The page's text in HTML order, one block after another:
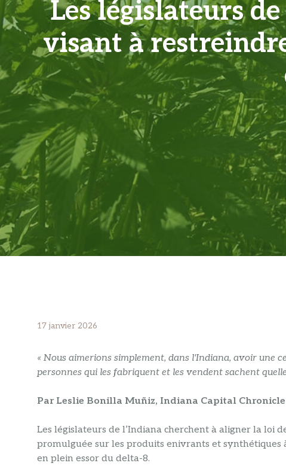
Les législateurs
visant à
17 janvier 2026
« Nous aimerions simplement, dans l'Indiana, avoir une
personnes qui les fabriquent et les vendent sachent
Par Leslie Bonilla Muñiz, Indiana Capital Chronicle
Les législateurs de l’Indiana cherchent à aligner la loi
promulguée sur les produits enivrants et synthétiques
en plein essor du delta-8.